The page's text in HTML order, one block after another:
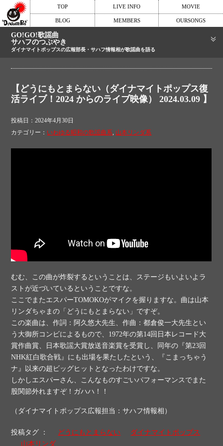
TOP LIVE INFO MOVIE
BLOG MEMBERS OURSONGS
GO!GO!歌謡曲
サハフのつぶやき
ダイナマイトポップスの広報部長・サハフ情報相が歌謡曲を語る
【どうにもとまらない（ダイナマイトポップス復
活ライブ！2024 からのライブ映像） 2024.03.09 】
投稿日：2024年4月30日
カテゴリー： いわゆる昭和の歌謡曲系, 山本リンダ系
むむ、この曲が炸裂するということは、ステージもいよいよラ
ストが近づいているということですな。
ここでまたエスパーTOMOKOがマイクを握りますな。曲は山本
リンダちゃまの「どうにもとまらない」ですぞ。
この楽曲は、作詞：阿久悠大先生、作曲：都倉俊一大先生とい
う大御所コンビによるもので、1972年の第14回日本レコード大
賞作曲賞、日本歌謡大賞放送音楽賞を受賞し、同年の『第23回
NHK紅白歌合戦』にも出場を果たしたという、『こまっちゃう
ナ』以来の超ビッグヒットとなったわけですな。
しかしエスパーさん、こんなものすごいパフォーマンスでまた
股関節外れますぞ！ガハハ！！
（ダイナマイトポップス広報担当：サハフ情報相）
投稿タグ ： どうにもとまらない
ダイナマイトポップス
山本リンダ